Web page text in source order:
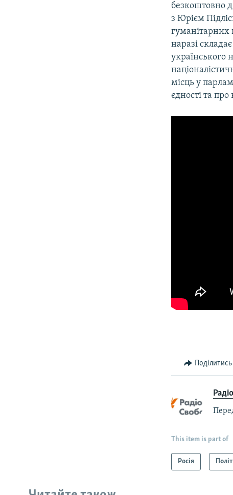
безкоштовно
з Юрієм
гуманітарних
наразі
українського
місць у
єдності та
Поділитись
This item is part of
Росія